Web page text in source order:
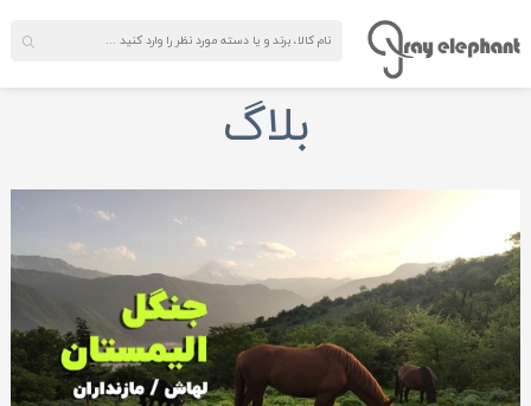
بلاگ